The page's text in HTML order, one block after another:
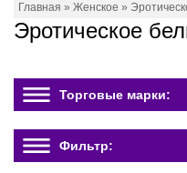
Главная » Женское »
Эротическое
Торговые марки:
Фильтр: